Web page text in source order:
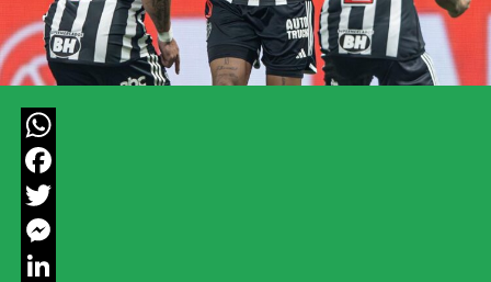
WhatsApp
Facebook
Twitter
Messenger